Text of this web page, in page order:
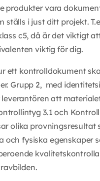
produkter vara
ställs i just ditt projekt.
c5, då är det viktigt
viktig för dig.
ett kontrolldokument
Grupp 2, med
att
3.1 och
olika provningsresultat
och fysiska egenskaper